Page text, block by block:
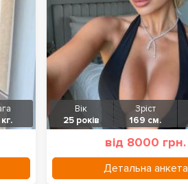
Вік
25 років
Зріст
169 см.
від 8000 грн.
Детальна анкета